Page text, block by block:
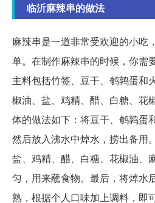
临沂麻辣串的做法
麻辣串是一道非常受欢迎的小吃
单。在制作麻辣串的时候，你需
主料包括竹签、豆干、鹌鹑蛋和
椒油、盐、鸡精、醋、白糖、花
体的做法如下：将豆干、鹌鹑蛋
然后放入沸水中焯水，捞出备用
盐、鸡精、醋、白糖、花椒油、
匀，用来蘸食物。最后，将焯水
熟，根据个人口味加上调料，即